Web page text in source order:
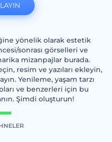
yönelik olarak estetik
sonrası görselleri ve
mizanpajlar burada.
resim ve yazıları ekleyin,
Yenileme, yaşam tarzı
ve benzerleri için bu
Şimdi oluşturun!